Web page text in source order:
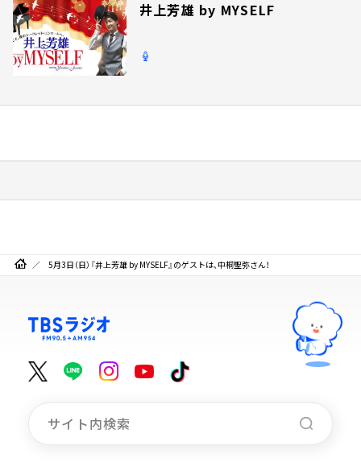
井上芳雄 by MYSELF
5月3日（日）『井上芳雄 by MYSELF』のゲストは、中桐聖弥さん！